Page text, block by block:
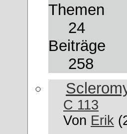
Themen
24
Beiträge
258
C 113
Von Erik